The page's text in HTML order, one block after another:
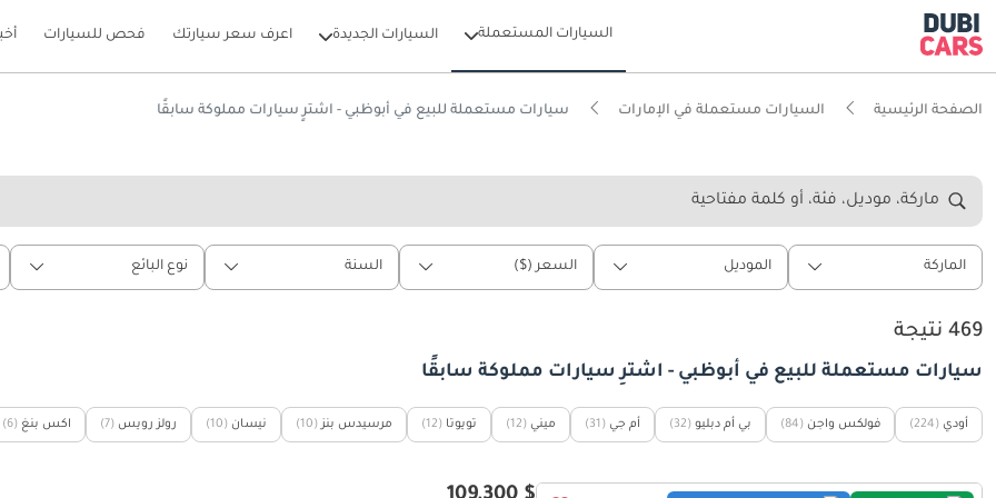
السيارات المستعملة السيارات الجديدة اعرف سعر سيارتك فحص للسيارات
الصفحة الرئيسية السيارات مستعملة في الإمارات سيارات مستعملة للبيع في أبوظبي - اشترٍ سيارات مملوكة سابقًا
ماركة، موديل، فئة، أو كلمة مفتاحية
الماركة الموديل السعر ($) السنة نوع البائع
469 نتيجة
سيارات مستعملة للبيع في أبوظبي - اشترٍ سيارات مملوكة سابقًا
أودي (224) فولكس واجن (84) بي أم دبليو (32) أم جي (31) ميني (12) تويوتا (12) مرسيدس بنز (10) نيسان (10) رولز رويس (7) اكس بنغ (6)